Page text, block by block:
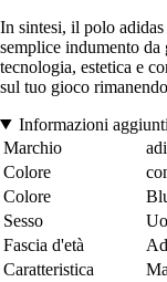
In sintesi, il polo
semplice indumento da
tecnologia, estetica e
sul tuo gioco
Informazioni
Marchio
Colore
Colore
Sesso
Fascia d'età
Caratteristica